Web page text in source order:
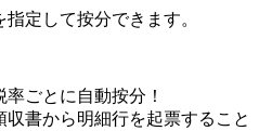
定して按分できます。
ごとに自動按分！
書から明細行を起票すること